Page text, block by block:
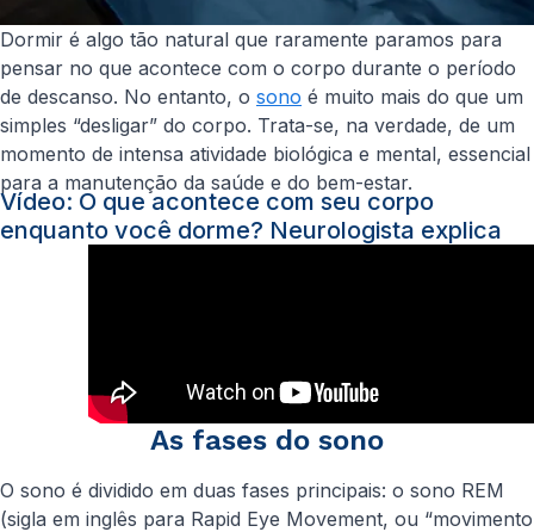
Dormir é algo tão natural que raramente paramos para
pensar no que acontece com o corpo durante o período
de descanso. No entanto, o sono é muito mais do que um
simples “desligar” do corpo. Trata-se, na verdade, de um
momento de intensa atividade biológica e mental, essencial
para a manutenção da saúde e do bem-estar.
Vídeo: O que acontece com seu corpo
enquanto você dorme? Neurologista explica
As fases do sono
O sono é dividido em duas fases principais: o sono REM
(sigla em inglês para Rapid Eye Movement, ou “movimento